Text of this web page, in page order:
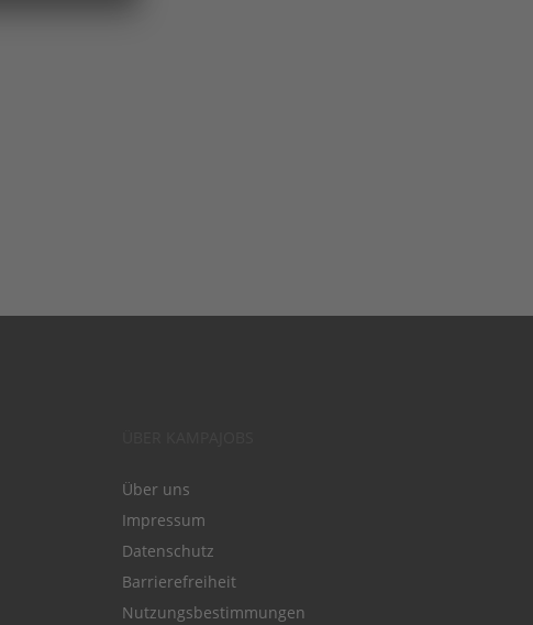
Über uns
Impressum
Datenschutz
Barrierefreiheit
Nutzungsbestimmungen